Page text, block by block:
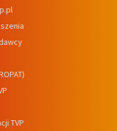
TVP